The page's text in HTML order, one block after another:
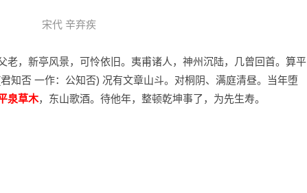
宋代 辛弃疾
老，新亭风景，可怜依旧。夷甫诸人，神州沉陆，几曾回首。算平
知否 一作：公知否) 况有文章山斗。对桐阴、满庭清昼。当年堕
泉草木，东山歌酒。待他年，整顿乾坤事了，为先生寿。